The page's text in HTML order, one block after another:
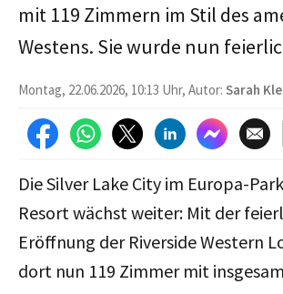
mit 119 Zimmern im Stil des
Westens. Sie wurde nun
Montag, 22.06.2026, 10:13 Uhr, Autor: Sarah
Die Silver Lake City im Europa-
Resort wächst weiter: Mit der
Eröffnung der Riverside Western
dort nun 119 Zimmer mit